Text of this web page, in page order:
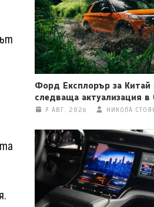
Форд Експлорър за Китай
следваща актуализация
7 АВГ. 2026 НИКОЛА